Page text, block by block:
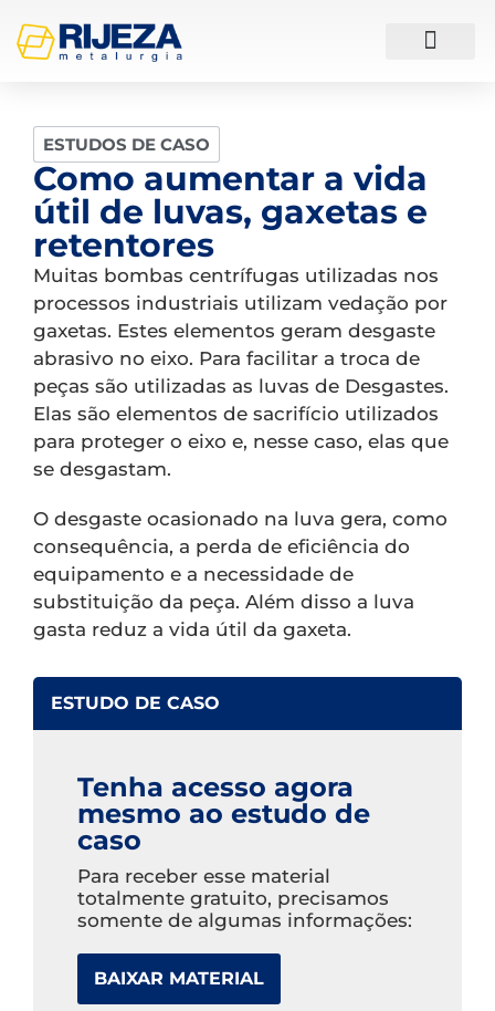
ESTUDOS DE CASO
Como aumentar a vida
útil de luvas, gaxetas e
retentores
Muitas bombas centrífugas utilizadas nos
processos industriais utilizam vedação por
gaxetas. Estes elementos geram desgaste
abrasivo no eixo. Para facilitar a troca de
peças são utilizadas as luvas de Desgastes.
Elas são elementos de sacrifício utilizados
para proteger o eixo e, nesse caso, elas que
se desgastam.
O desgaste ocasionado na luva gera, como
consequência, a perda de eficiência do
equipamento e a necessidade de
substituição da peça. Além disso a luva
gasta reduz a vida útil da gaxeta.
ESTUDO DE CASO
Tenha acesso agora
mesmo ao estudo de
caso
Para receber esse material
totalmente gratuito, precisamos
somente de algumas informações:
BAIXAR MATERIAL